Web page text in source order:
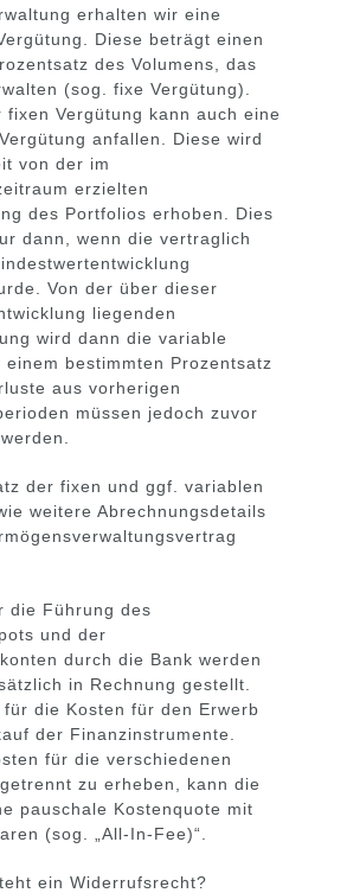
erhalten wir eine
Diese beträgt einen
des Volumens, das
(sog. fixe Vergütung).
fixen Vergütung kann auch eine
anfallen. Diese wird
von der im
erzielten
des Portfolios erhoben. Dies
dann, wenn die vertraglich
Von der über dieser
liegenden
wird dann die variable
einem bestimmten Prozentsatz
aus vorherigen
müssen jedoch zuvor
der fixen und ggf. variablen
weitere Abrechnungsdetails
die Führung des
und der
durch die Bank werden
in Rechnung gestellt.
die Kosten für den Erwerb
der Finanzinstrumente.
für die verschiedenen
zu erheben, kann die
pauschale Kostenquote mit
(sog. „All-In-Fee)“.
ein Widerrufsrecht?